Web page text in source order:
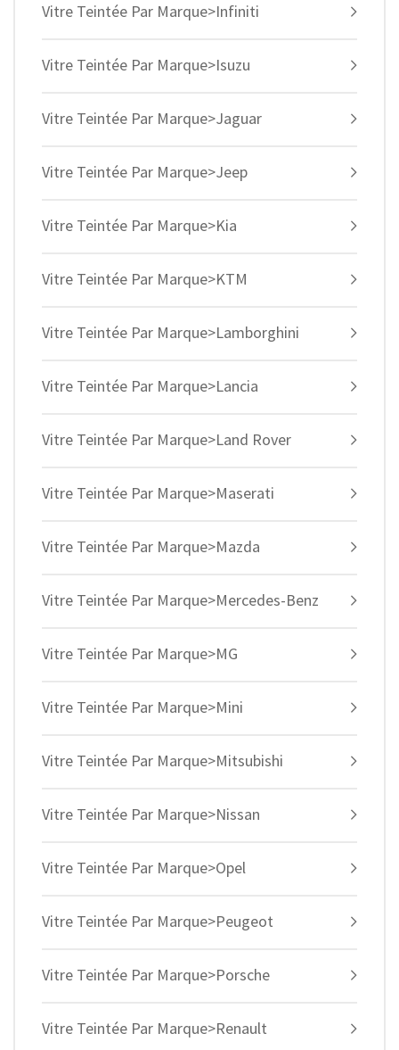
Vitre Teintée Par Marque>Infiniti
Vitre Teintée Par Marque>Isuzu
Vitre Teintée Par Marque>Jaguar
Vitre Teintée Par Marque>Jeep
Vitre Teintée Par Marque>Kia
Vitre Teintée Par Marque>KTM
Vitre Teintée Par Marque>Lamborghini
Vitre Teintée Par Marque>Lancia
Vitre Teintée Par Marque>Land Rover
Vitre Teintée Par Marque>Maserati
Vitre Teintée Par Marque>Mazda
Vitre Teintée Par Marque>Mercedes-Benz
Vitre Teintée Par Marque>MG
Vitre Teintée Par Marque>Mini
Vitre Teintée Par Marque>Mitsubishi
Vitre Teintée Par Marque>Nissan
Vitre Teintée Par Marque>Opel
Vitre Teintée Par Marque>Peugeot
Vitre Teintée Par Marque>Porsche
Vitre Teintée Par Marque>Renault